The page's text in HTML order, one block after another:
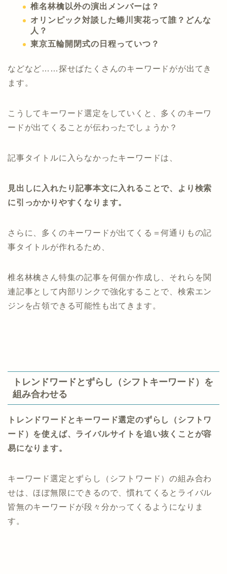
椎名林檎以外の演出メンバーは？
オリンピック対談した蜷川実花って誰？どんな
人？
東京五輪開閉式の日程っていつ？
などなど……探せばたくさんのキーワードがが出てき
ます。
こうしてキーワード選定をしていくと、多くのキーワ
ードが出てくることが伝わったでしょうか？
記事タイトルに入らなかったキーワードは、
見出しに入れたり記事本文に入れることで、より検索
に引っかかりやすくなります。
さらに、多くのキーワードが出てくる＝何通りもの記
事タイトルが作れるため、
椎名林檎さん特集の記事を何個か作成し、それらを関
連記事として内部リンクで強化することで、検索エン
ジンを占領できる可能性も出てきます。
トレンドワードとずらし（シフトキーワード）を
組み合わせる
トレンドワードとキーワード選定のずらし（シフトワ
ード）を使えば、 ライバルサイトを追い抜くことが容
易になります。
キーワード選定とずらし（シフトワード）の組み合わ
せは、ほぼ無限にできるので、慣れてくるとライバル
皆無のキーワードが段々分かってくるようになりま
す。